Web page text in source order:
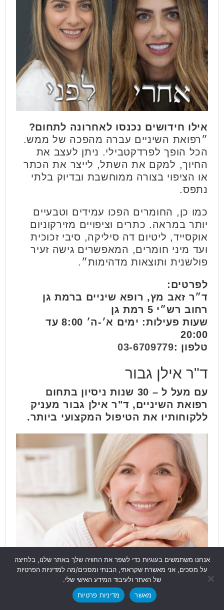
אילו חידושים נכנסו לאחרונה לתחום?
״רפואת השיניים עברה מהפכה של ממש.
הכל הופך לפרדקטבילי. ניתן לעצב את
החיוך, למקם את השתל, לייצר את הכתר
או הציפוי בצורה ממוחשבת ובדיוק בלתי
נתפס.
כמו כן, החומרים הפכו עמידים וטבעיים
יותר במראה. כתרים וציפויים מזירקוניום
אוקסייד, ליטיום דה סיליקה, סיבי זכוכית
ועד מיני חומרים, המאפשרים גישה זעיר
פולשנית ותוצאות מדהימות״.
לפרטים:
ד״ר זאב מץ, רופא שיניים ברמת גן
רחוב רש״י 5 רמת גן
שעות פעילות: ימים א׳-ה׳ 8:00 עד
20:00
טלפון :03-6709779
ד"ר אילן גבור
עם מעל ל – 30 שנות ניסיון בתחום
רפואת השיניים, ד"ר אילן גבור מעניק
ללקוחותיו את הטיפול המקצועי ביותר.
המרפאה שלו נמצאת בקניון ביאליק ברמת
גן ומעניקה טיפולי שיניים מתקדמים
בטכנולוגיה חדשנית.
אנחנו משתמשים בעוגיות כדי לשפר את החוויה שלך באתר שלנו, בלחיצה
על מסכים, אני מאשרת שקראתי, הבנתי ומסכים/מה למדיניות הפרטיות
של האתר ולעיבוד המידע האישי שלי.
מאשר
מדיניות פרטיות